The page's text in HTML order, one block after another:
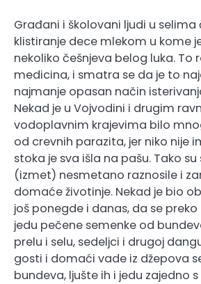
Građani i školovani ljudi u selima
klistiranje dece mlekom u kome
nekoliko češnjeva belog luka. To
medicina, i smatra se da je to
najmanje opasan način
Nekad je u Vojvodini i drugim
vodoplavnim krajevima bilo
od crevnih parazita, jer niko nije
stoka je sva išla na pašu. Tako su
(izmet) nesmetano raznosile i
domaće životinje. Nekad je bio
još ponegde i danas, da se preko
jedu pečene semenke od
prelu i selu, sedeljci i drugoj
gosti i domaći vade iz džepova
bundeva, ljušte ih i jedu zajedno